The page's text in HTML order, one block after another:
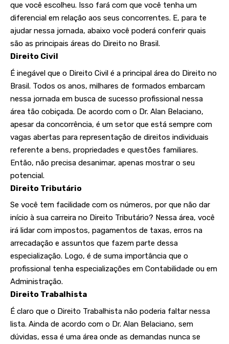
que você escolheu. Isso fará com que você tenha um
diferencial em relação aos seus concorrentes. E, para te
ajudar nessa jornada, abaixo você poderá conferir quais
são as principais áreas do Direito no Brasil.
Direito Civil
É inegável que o Direito Civil é a principal área do Direito no
Brasil. Todos os anos, milhares de formados embarcam
nessa jornada em busca de sucesso profissional nessa
área tão cobiçada. De acordo com o Dr. Alan Belaciano,
apesar da concorrência, é um setor que está sempre com
vagas abertas para representação de direitos individuais
referente a bens, propriedades e questões familiares.
Então, não precisa desanimar, apenas mostrar o seu
potencial.
Direito Tributário
Se você tem facilidade com os números, por que não dar
início à sua carreira no Direito Tributário? Nessa área, você
irá lidar com impostos, pagamentos de taxas, erros na
arrecadação e assuntos que fazem parte dessa
especialização. Logo, é de suma importância que o
profissional tenha especializações em Contabilidade ou em
Administração.
Direito Trabalhista
É claro que o Direito Trabalhista não poderia faltar nessa
lista. Ainda de acordo com o Dr. Alan Belaciano, sem
dúvidas, essa é uma área onde as demandas nunca se